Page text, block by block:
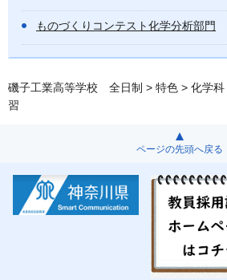
ものづくりコンテスト化学分析部門
磯子工業高等学校 全日制 > 特色 > 化学科
習
ページの先頭へ戻る